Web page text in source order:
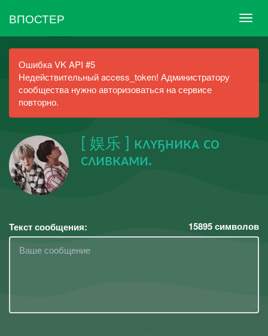
ВПОСТЕР
Ошибка VK API #5
Недействительный access_token! Администратору
сообщества нужно авторизоваться на сервисе
повторно.
[ 娱乐 ] кʌʏҕникᴀ со
сʌивкᴀми.
Текст сообщения: 15895символов